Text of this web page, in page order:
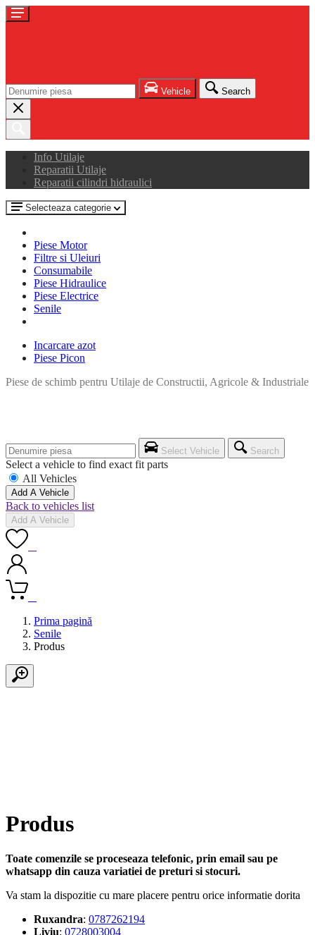
Vehicle Search
Info Utilaje
Reparatii Utilaje
Reparatii cilindri hidraulici
Selecteaza categorie
Piese Motor
Filtre si Uleiuri
Consumabile
Piese Hidraulice
Piese Electrice
Senile
Incarcare azot
Piese Picon
Piese de schimb pentru Utilaje de Constructii, Agricole & Industriale
Select Vehicle Search
Select a vehicle to find exact fit parts
All Vehicles
Add A Vehicle
Back to vehicles list
Add A Vehicle
Prima pagină
Senile
Produs
Produs
Toate comenzile se proceseaza telefonic, prin email sau pe
whatsapp din cauza variatiei de preturi si stocuri.
Va stam la dispozitie cu mare placere pentru orice informatie dorita
Ruxandra: 0787262194
Liviu: 0728003004